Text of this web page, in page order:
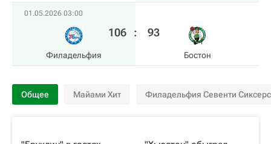
01.05.2026 03:00
Филадельфия
106 : 93
Бостон
Общее Майами Хит Филадельфия Севенти Сиксерс